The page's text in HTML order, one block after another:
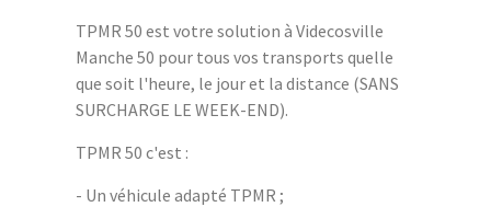
TPMR 50 est votre solution à Videcosville
Manche 50 pour tous vos transports quelle
que soit l'heure, le jour et la distance (SANS
SURCHARGE LE WEEK-END).
TPMR 50 c'est :
- Un véhicule adapté TPMR ;